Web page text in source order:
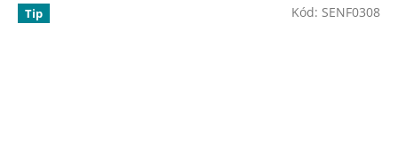
Tip Kód: SENF0308